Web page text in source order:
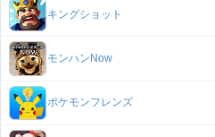
キングショット
モンハンNow
ポケモンフレンズ